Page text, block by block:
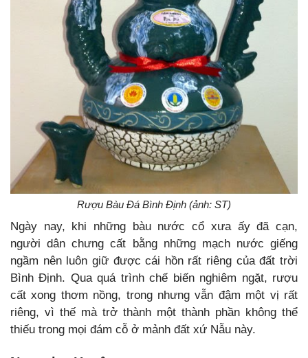
Rượu Bàu Đá Bình Định (ảnh: ST)
Ngày nay, khi những bàu nước cổ xưa ấy đã cạn,
người dân chưng cất bằng những mạch nước giếng
ngầm nên luôn giữ được cái hồn rất riêng của đất trời
Bình Định. Qua quá trình chế biến nghiêm ngặt, rượu
cất xong thơm nồng, trong nhưng vẫn đậm một vị rất
riêng, vì thế mà trở thành một thành phần không thể
thiếu trong mọi đám cỗ ở mảnh đất xứ Nẫu này.